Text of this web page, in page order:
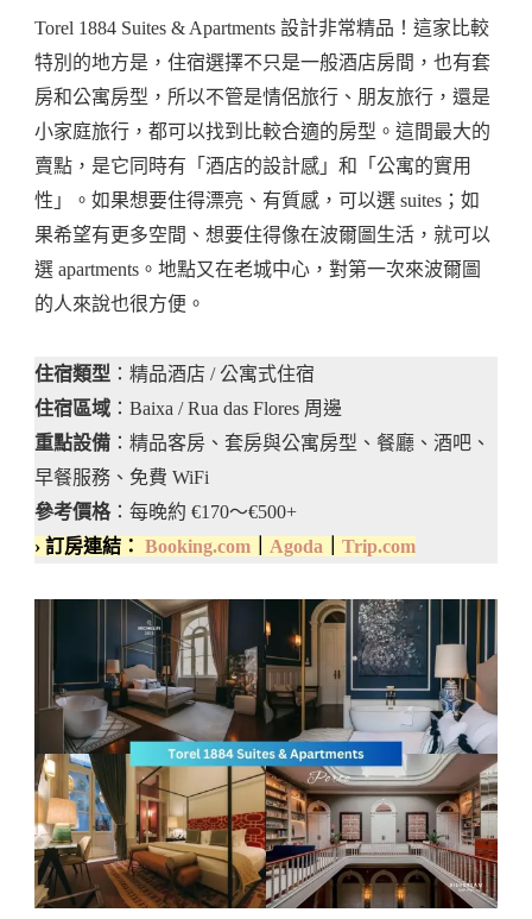
Torel 1884 Suites & Apartments 設計非常精品！這家比較
特別的地方是，住宿選擇不只是一般酒店房間，也有套
房和公寓房型，所以不管是情侶旅行、朋友旅行，還是
小家庭旅行，都可以找到比較合適的房型。這間最大的
賣點，是它同時有「酒店的設計感」和「公寓的實用
性」。如果想要住得漂亮、有質感，可以選 suites；如
果希望有更多空間、想要住得像在波爾圖生活，就可以
選 apartments。地點又在老城中心，對第一次來波爾圖
的人來說也很方便。
住宿類型 ：精品酒店 / 公寓式住宿
住宿區域 ：Baixa / Rua das Flores 周邊
重點設備 ：精品客房、套房與公寓房型、餐廳、酒吧、
早餐服務、免費 WiFi
參考價格：每晚約 €170～€500+
› 訂房連結： Booking.com Agoda Trip.com